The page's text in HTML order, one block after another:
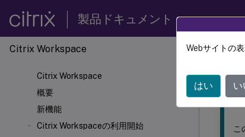
製品ドキュメント
Citrix Workspace
Citrix Workspace
概要
新機能
Citrix Workspaceの利用開始
このコ
こ
Webサイトの
はい い